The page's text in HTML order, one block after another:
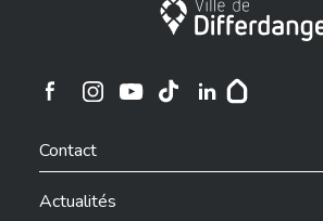
Ville de Differdange
Ville de Differdange sur Instagram
Contact
Actualités